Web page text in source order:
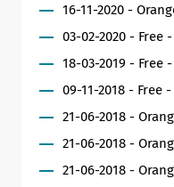
16-11-2020 -
03-02-2020 - Free
18-03-2019 - Free
09-11-2018 - Free
21-06-2018 -
21-06-2018 -
21-06-2018 -